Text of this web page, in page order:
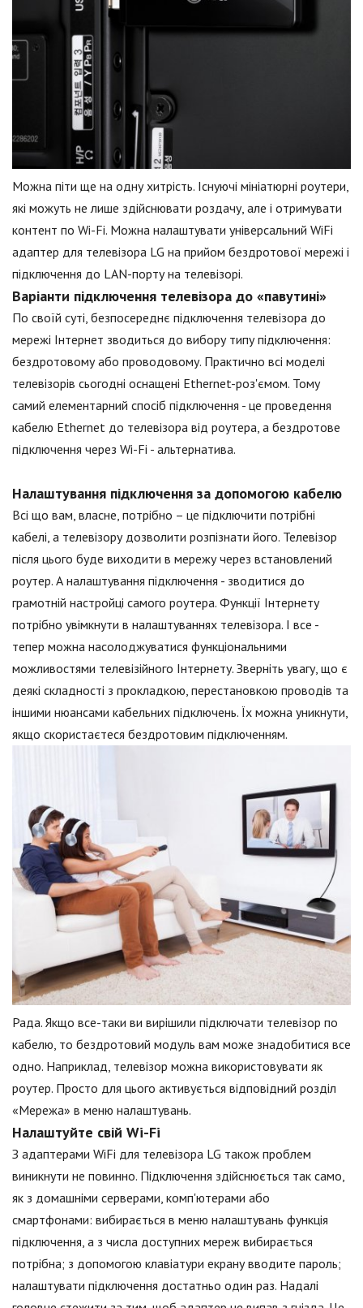
Можна піти ще на одну хитрість. Існуючі мініатюрні роутери,
які можуть не лише здійснювати роздачу, але і отримувати
контент по Wi-Fi. Можна налаштувати універсальний WiFi
адаптер для телевізора LG на прийом бездротової мережі і
підключення до LAN-порту на телевізорі.
Варіанти підключення телевізора до «павутині»
По своїй суті, безпосереднє підключення телевізора до
мережі Інтернет зводиться до вибору типу підключення:
бездротовому або проводовому. Практично всі моделі
телевізорів сьогодні оснащені Ethernet-роз'ємом. Тому
самий елементарний спосіб підключення - це проведення
кабелю Ethernet до телевізора від роутера, а бездротове
підключення через Wi-Fi - альтернатива.
Налаштування підключення за допомогою кабелю
Всі що вам, власне, потрібно – це підключити потрібні
кабелі, а телевізору дозволити розпізнати його. Телевізор
після цього буде виходити в мережу через встановлений
роутер. А налаштування підключення - зводитися до
грамотній настройці самого роутера. Функції Інтернету
потрібно увімкнути в налаштуваннях телевізора. І все -
тепер можна насолоджуватися функціональними
можливостями телевізійного Інтернету. Зверніть увагу, що є
деякі складності з прокладкою, перестановкою проводів та
іншими нюансами кабельних підключень. Їх можна уникнути,
якщо скористаєтеся бездротовим підключенням.
Рада. Якщо все-таки ви вирішили підключати телевізор по
кабелю, то бездротовий модуль вам може знадобитися все
одно. Наприклад, телевізор можна використовувати як
роутер. Просто для цього активується відповідний розділ
«Мережа» в меню налаштувань.
Налаштуйте свій Wi-Fi
З адаптерами WiFi для телевізора LG також проблем
виникнути не повинно. Підключення здійснюється так само,
як з домашніми серверами, комп'ютерами або
смартфонами: вибирається в меню налаштувань функція
підключення, а з числа доступних мереж вибирається
потрібна; з допомогою клавіатури екрану вводите пароль;
налаштувати підключення достатньо один раз. Надалі